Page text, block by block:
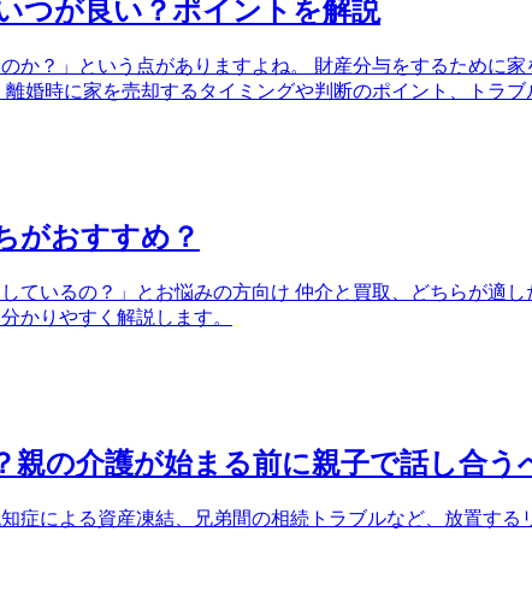
つが良い？ポイントを解説
か？」という点がありますよね。 財産分与をするために
婚時に家を売却するタイミングや判断のポイント、トラブ
がおすすめ？
ているの？」とお悩みの方向け 仲介と買取、どちらが適
かりやすく解説します。
の介護が始まる前に親子で話し合う
症による資産凍結、兄弟間の相続トラブルなど、放置す